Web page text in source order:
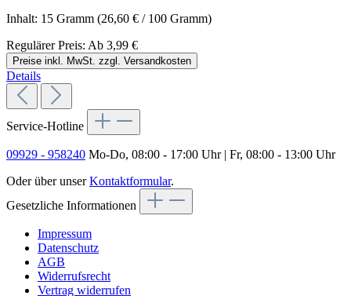
Inhalt: 15 Gramm (26,60 € / 100 Gramm)
Regulärer Preis: Ab 3,99 €
Preise inkl. MwSt. zzgl. Versandkosten
Details
Service-Hotline
09929 - 958240 Mo-Do, 08:00 - 17:00 Uhr | Fr, 08:00 - 13:00 Uhr
Oder über unserKontaktformular.
Gesetzliche Informationen
Impressum
Datenschutz
AGB
Widerrufsrecht
Vertrag widerrufen